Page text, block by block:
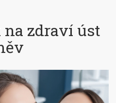
na zdraví úst